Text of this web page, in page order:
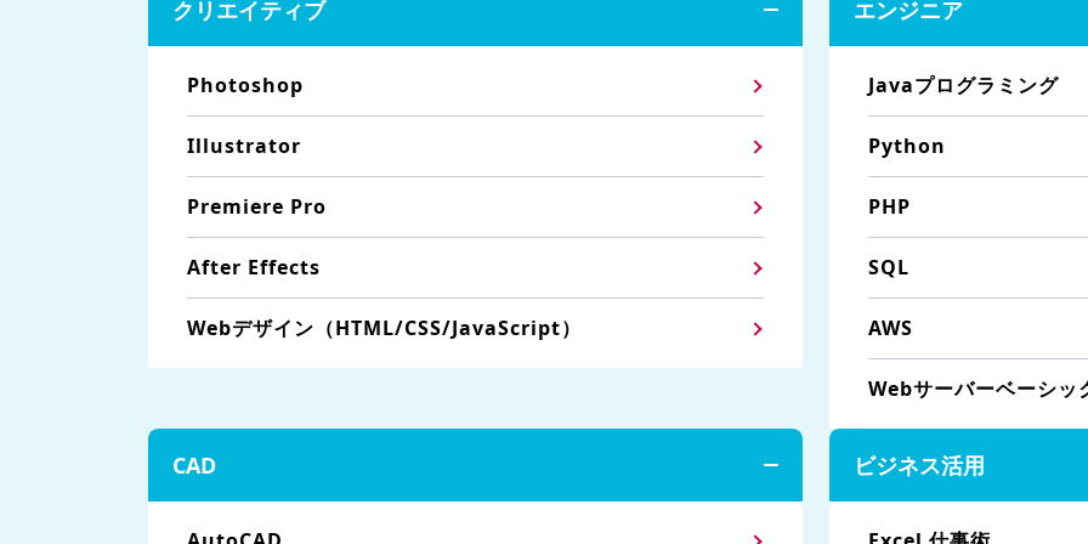
クリエイティブ
Photoshop
Illustrator
Premiere Pro
After Effects
Webデザイン（HTML/CSS/JavaScript）
エンジニア
Javaプログラミング
Python
PHP
SQL
AWS
Webサーバーベーシッ
CAD ビジネス活用